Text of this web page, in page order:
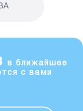
в ближайшее
с вами